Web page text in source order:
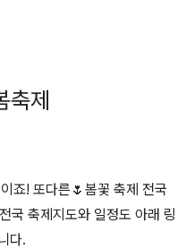
축제
죠! 또다른🌷봄꽃 축제 전국
국 축제지도와 일정도 아래 링
다.